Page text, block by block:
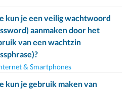
kun je een veilig wachtwoord
aanmaken door het
van een wachtzin
& Smartphones
kun je gebruik maken van